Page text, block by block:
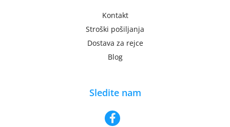
Kontakt
Stroški pošiljanja
Dostava za rejce
Blog
Sledite nam